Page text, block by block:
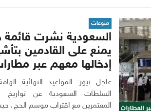
منوعات
السعودية نشرت قائمة
يمنع على القادمين
إدخالها معهم عبر
السلطات السعودية عن تواريخ
المعتمرين مع اقتراب موسم الحج،